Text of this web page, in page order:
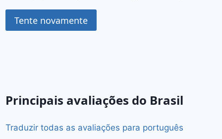
Tente novamente
Principais avaliações do Brasil
Traduzir todas as avaliações para português